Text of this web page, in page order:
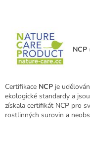
NCP
Certifikace NCP je
ekologické standardy a
získala certifikát NCP pro
rostlinných surovin a